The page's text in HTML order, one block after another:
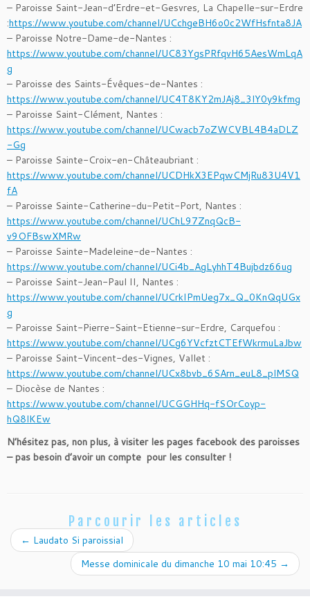
– Paroisse Saint-Jean-d’Erdre-et-Gesvres, La Chapelle-sur-Erdre
:https://www.youtube.com/channel/UCchgeBH6o0c2WfHsfnta8JA
– Paroisse Notre-Dame-de-Nantes :
https://www.youtube.com/channel/UC83YgsPRfqvH65AesWmLqA
g
– Paroisse des Saints-Évêques-de-Nantes :
https://www.youtube.com/channel/UC4T8KY2mJAj8_3lY0y9kfmg
– Paroisse Saint-Clément, Nantes :
https://www.youtube.com/channel/UCwacb7oZWCVBL4B4aDLZ
-Gg
– Paroisse Sainte-Croix-en-Châteaubriant :
https://www.youtube.com/channel/UCDHkX3EPqwCMjRu83U4V1
fA
– Paroisse Sainte-Catherine-du-Petit-Port, Nantes :
https://www.youtube.com/channel/UChL97ZnqQcB-
v9OFBswXMRw
– Paroisse Sainte-Madeleine-de-Nantes :
https://www.youtube.com/channel/UCi4b_AgLyhhT4Bujbdz66ug
– Paroisse Saint-Jean-Paul II, Nantes :
https://www.youtube.com/channel/UCrkIPmUeg7x_Q_0KnQqUGx
g
– Paroisse Saint-Pierre-Saint-Etienne-sur-Erdre, Carquefou :
https://www.youtube.com/channel/UCg6YVcfztCTEfWkrmuLaJbw
– Paroisse Saint-Vincent-des-Vignes, Vallet :
https://www.youtube.com/channel/UCx8bvb_6SArn_euL8_plMSQ
– Diocèse de Nantes :
https://www.youtube.com/channel/UCGGHHq-fSOrCoyp-
hQ8lKEw
N’hésitez pas, non plus, à visiter les pages facebook des paroisses
– pas besoin d’avoir un compte pour les consulter !
Parcourir les articles
← Laudato Si paroissial
Messe dominicale du dimanche 10 mai 10:45 →